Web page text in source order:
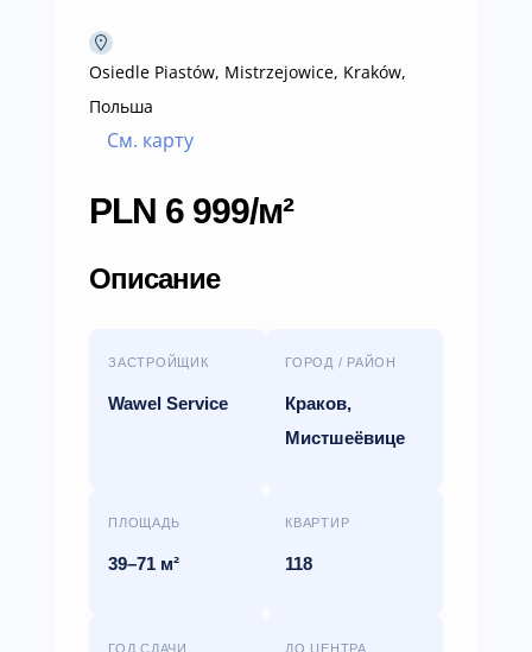
Osiedle Piastów, Mistrzejowice, Kraków,
Польша
См. карту
PLN 6 999/м²
Описание
ЗАСТРОЙЩИК
Wawel Service
ГОРОД / РАЙОН
Краков,
Мистшеёвице
ПЛОЩАДЬ
39–71 м²
КВАРТИР
118
ГОД СДАЧИ ДО ЦЕНТРА